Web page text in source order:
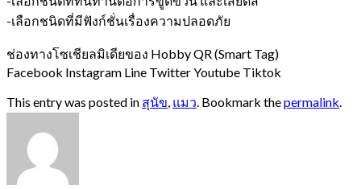
-เลือกชนิดที่มีฟังก์ชั่นเรื่องความปลอดภัย
ช่องทางโซเชียลมิเดียของ Hobby QR (Smart Tag)
Facebook Instagram Line Twitter Youtube Tiktok
This entry was posted in สุนัข, แมว. Bookmark thepermalink.